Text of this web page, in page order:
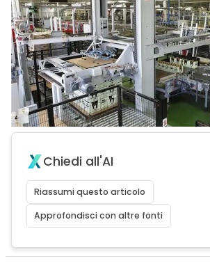
Chiedi all'AI
Riassumi questo articolo
Approfondisci con altre fonti